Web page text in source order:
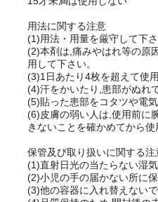
1日1回貼付
15才未満は使用しない
用法に関する注意
(1)用法・用量を厳守して下
(2)本剤は,痛みやはれ等の原
用して下さい。
(3)1日あたり4枚を超えて使
(4)汗をかいたり,患部がぬれ
(5)貼った患部をコタツや電
(6)皮膚の弱い人は,使用前に
きないことを確かめてから使
保管及び取り扱いに関する注
(1)直射日光の当たらない湿
(2)小児の手の届かない所に